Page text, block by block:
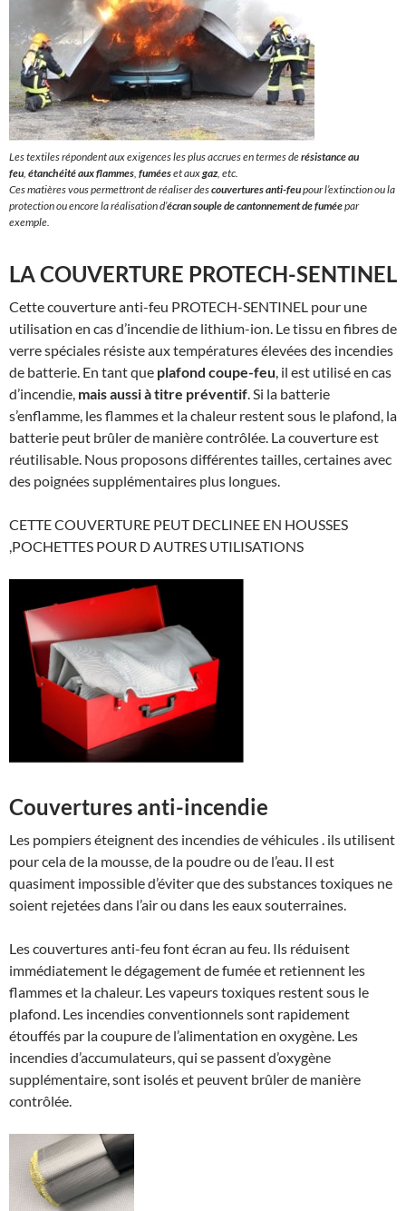
Les textiles répondent aux exigences les plus accrues en termes derésistance au
feu étanchéité aux flammes fuméeset auxgaz, etc.
Ces matières vous permettront de réaliser descouvertures anti-feupour l’extinction ou la
protection ou encore la réalisation d’écran souple de cantonnement de fuméepar
exemple.
LA COUVERTURE PROTECH-SENTINEL
Cette couverture anti-feu PROTECH-SENTINEL pour une
utilisation en cas d’incendie de lithium-ion. Le tissu en fibres de
verre spéciales résiste aux températures élevées des incendies
de batterie. En tant que plafond coupe-feu , il est utilisé en cas
d’incendie, mais aussi à titre préventif . Si la batterie
s’enflamme, les flammes et la chaleur restent sous le plafond, la
batterie peut brûler de manière contrôlée. La couverture est
réutilisable. Nous proposons différentes tailles, certaines avec
des poignées supplémentaires plus longues.
CETTE COUVERTURE PEUT DECLINEE EN HOUSSES
,POCHETTES POUR D AUTRES UTILISATIONS
Couvertures anti-incendie
Les pompiers éteignent des incendies de véhicules . ils utilisent
pour cela de la mousse, de la poudre ou de l’eau. Il est
quasiment impossible d’éviter que des substances toxiques ne
soient rejetées dans l’air ou dans les eaux souterraines.
Les couvertures anti-feu font écran au feu. Ils réduisent
immédiatement le dégagement de fumée et retiennent les
flammes et la chaleur. Les vapeurs toxiques restent sous le
plafond. Les incendies conventionnels sont rapidement
étouffés par la coupure de l’alimentation en oxygène. Les
incendies d’accumulateurs, qui se passent d’oxygène
supplémentaire, sont isolés et peuvent brûler de manière
contrôlée.